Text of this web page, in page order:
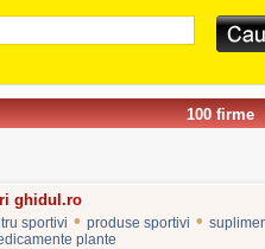
100 firme
ghidul.ro
sportivi • produse sportivi •
plante